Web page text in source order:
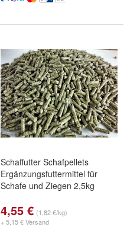
Schaffutter Schafpellets
Ergänzungsfuttermittel für
Schafe und Ziegen 2,5kg
4,55 € (1,82 €/kg)
+ 5,15 € Versand